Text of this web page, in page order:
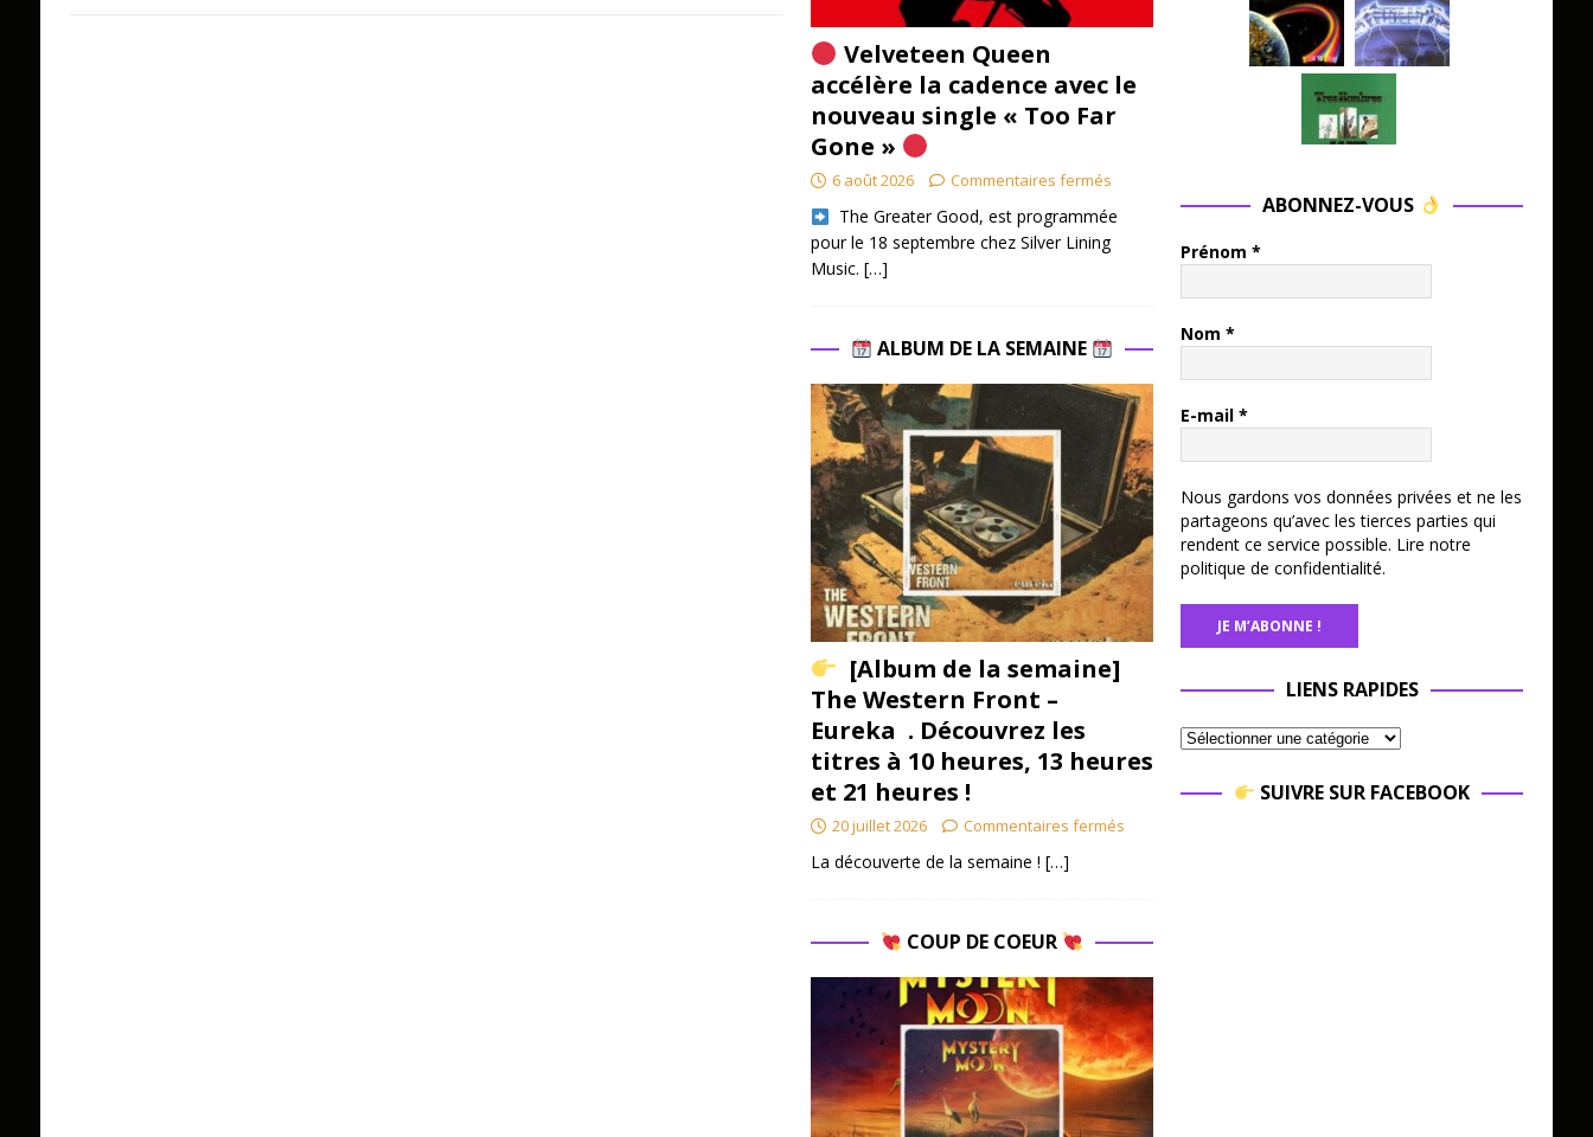
Velveteen Queen
accélère la cadence avec le
nouveau single « Too Far
Gone »
6 août 2026 Commentaires fermés
​ The Greater Good, est programmée
pour le 18 septembre chez Silver Lining
Music. […]
ALBUM DE LA SEMAINE
[Album de la semaine]
The Western Front –
Eureka . Découvrez les
titres à 10 heures, 13 heures
et 21 heures !
20 juillet 2026 Commentaires fermés
La découverte de la semaine ! […]
COUP DE COEUR
ABONNEZ-VOUS
Prénom *
Nom *
E-mail *
Nous gardons vos données privées et ne les
partageons qu’avec les tierces parties qui
rendent ce service possible. Lire notre
politique de confidentialité.
LIENS RAPIDES
SUIVRE SUR FACEBOOK